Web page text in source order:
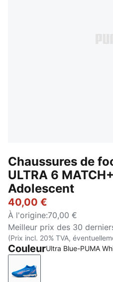
Chaussures de
ULTRA 6
Adolescent
40,00 €
À l'origine:70,00 €
Meilleur prix des 30
(Prix incl. 20% TVA,
CouleurUltra Blue-PUMA
Ultra Blue-PUMA